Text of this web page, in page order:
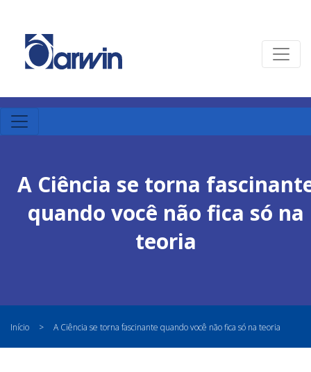
A Ciência se torna
quando você não fica só na
teoria
Início > A Ciência se torna fascinante quando você não fica só na teoria